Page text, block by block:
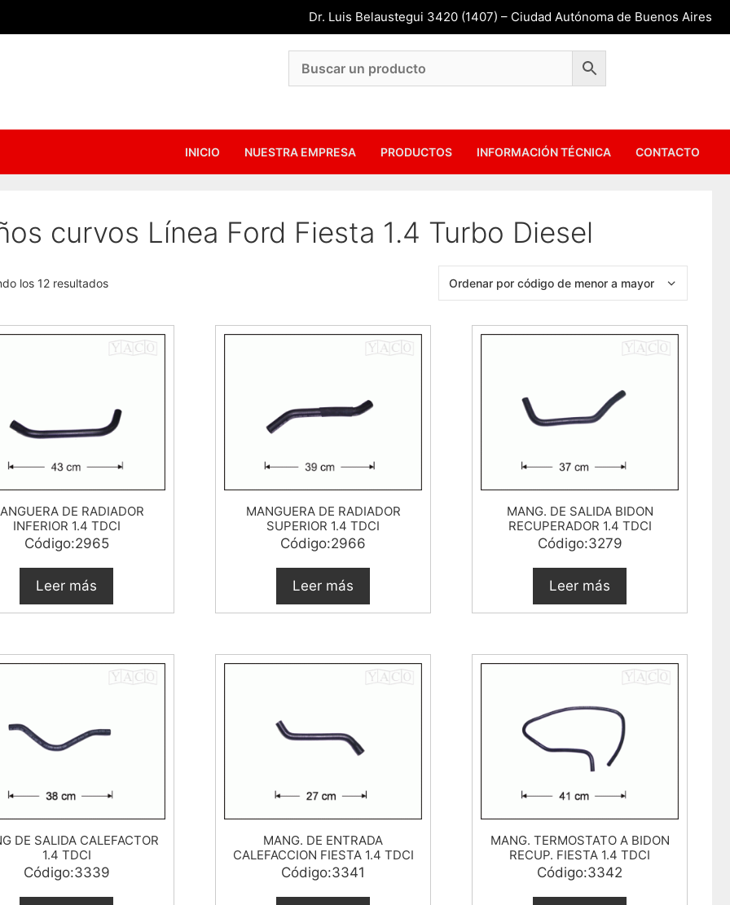
Dr. Luis Belaustegui 3420 (1407) – Ciudad Autónoma de Buenos Aires
INICIO NUESTRA EMPRESA PRODUCTOS INFORMACIÓN TÉCNICA CONTACTO
curvos Línea Ford Fiesta 1.4 Turbo Diesel
los 12 resultados
DE RADIADOR
INFERIOR 1.4 TDCI
Código:2965
Leer más
MANGUERA DE RADIADOR
SUPERIOR 1.4 TDCI
Código:2966
Leer más
MANG. DE SALIDA BIDON
RECUPERADOR 1.4 TDCI
Código:3279
Leer más
DE SALIDA CALEFACTOR
1.4 TDCI
Código:3339
MANG. DE ENTRADA
CALEFACCION FIESTA 1.4 TDCI
Código:3341
MANG. TERMOSTATO A BIDON
RECUP. FIESTA 1.4 TDCI
Código:3342